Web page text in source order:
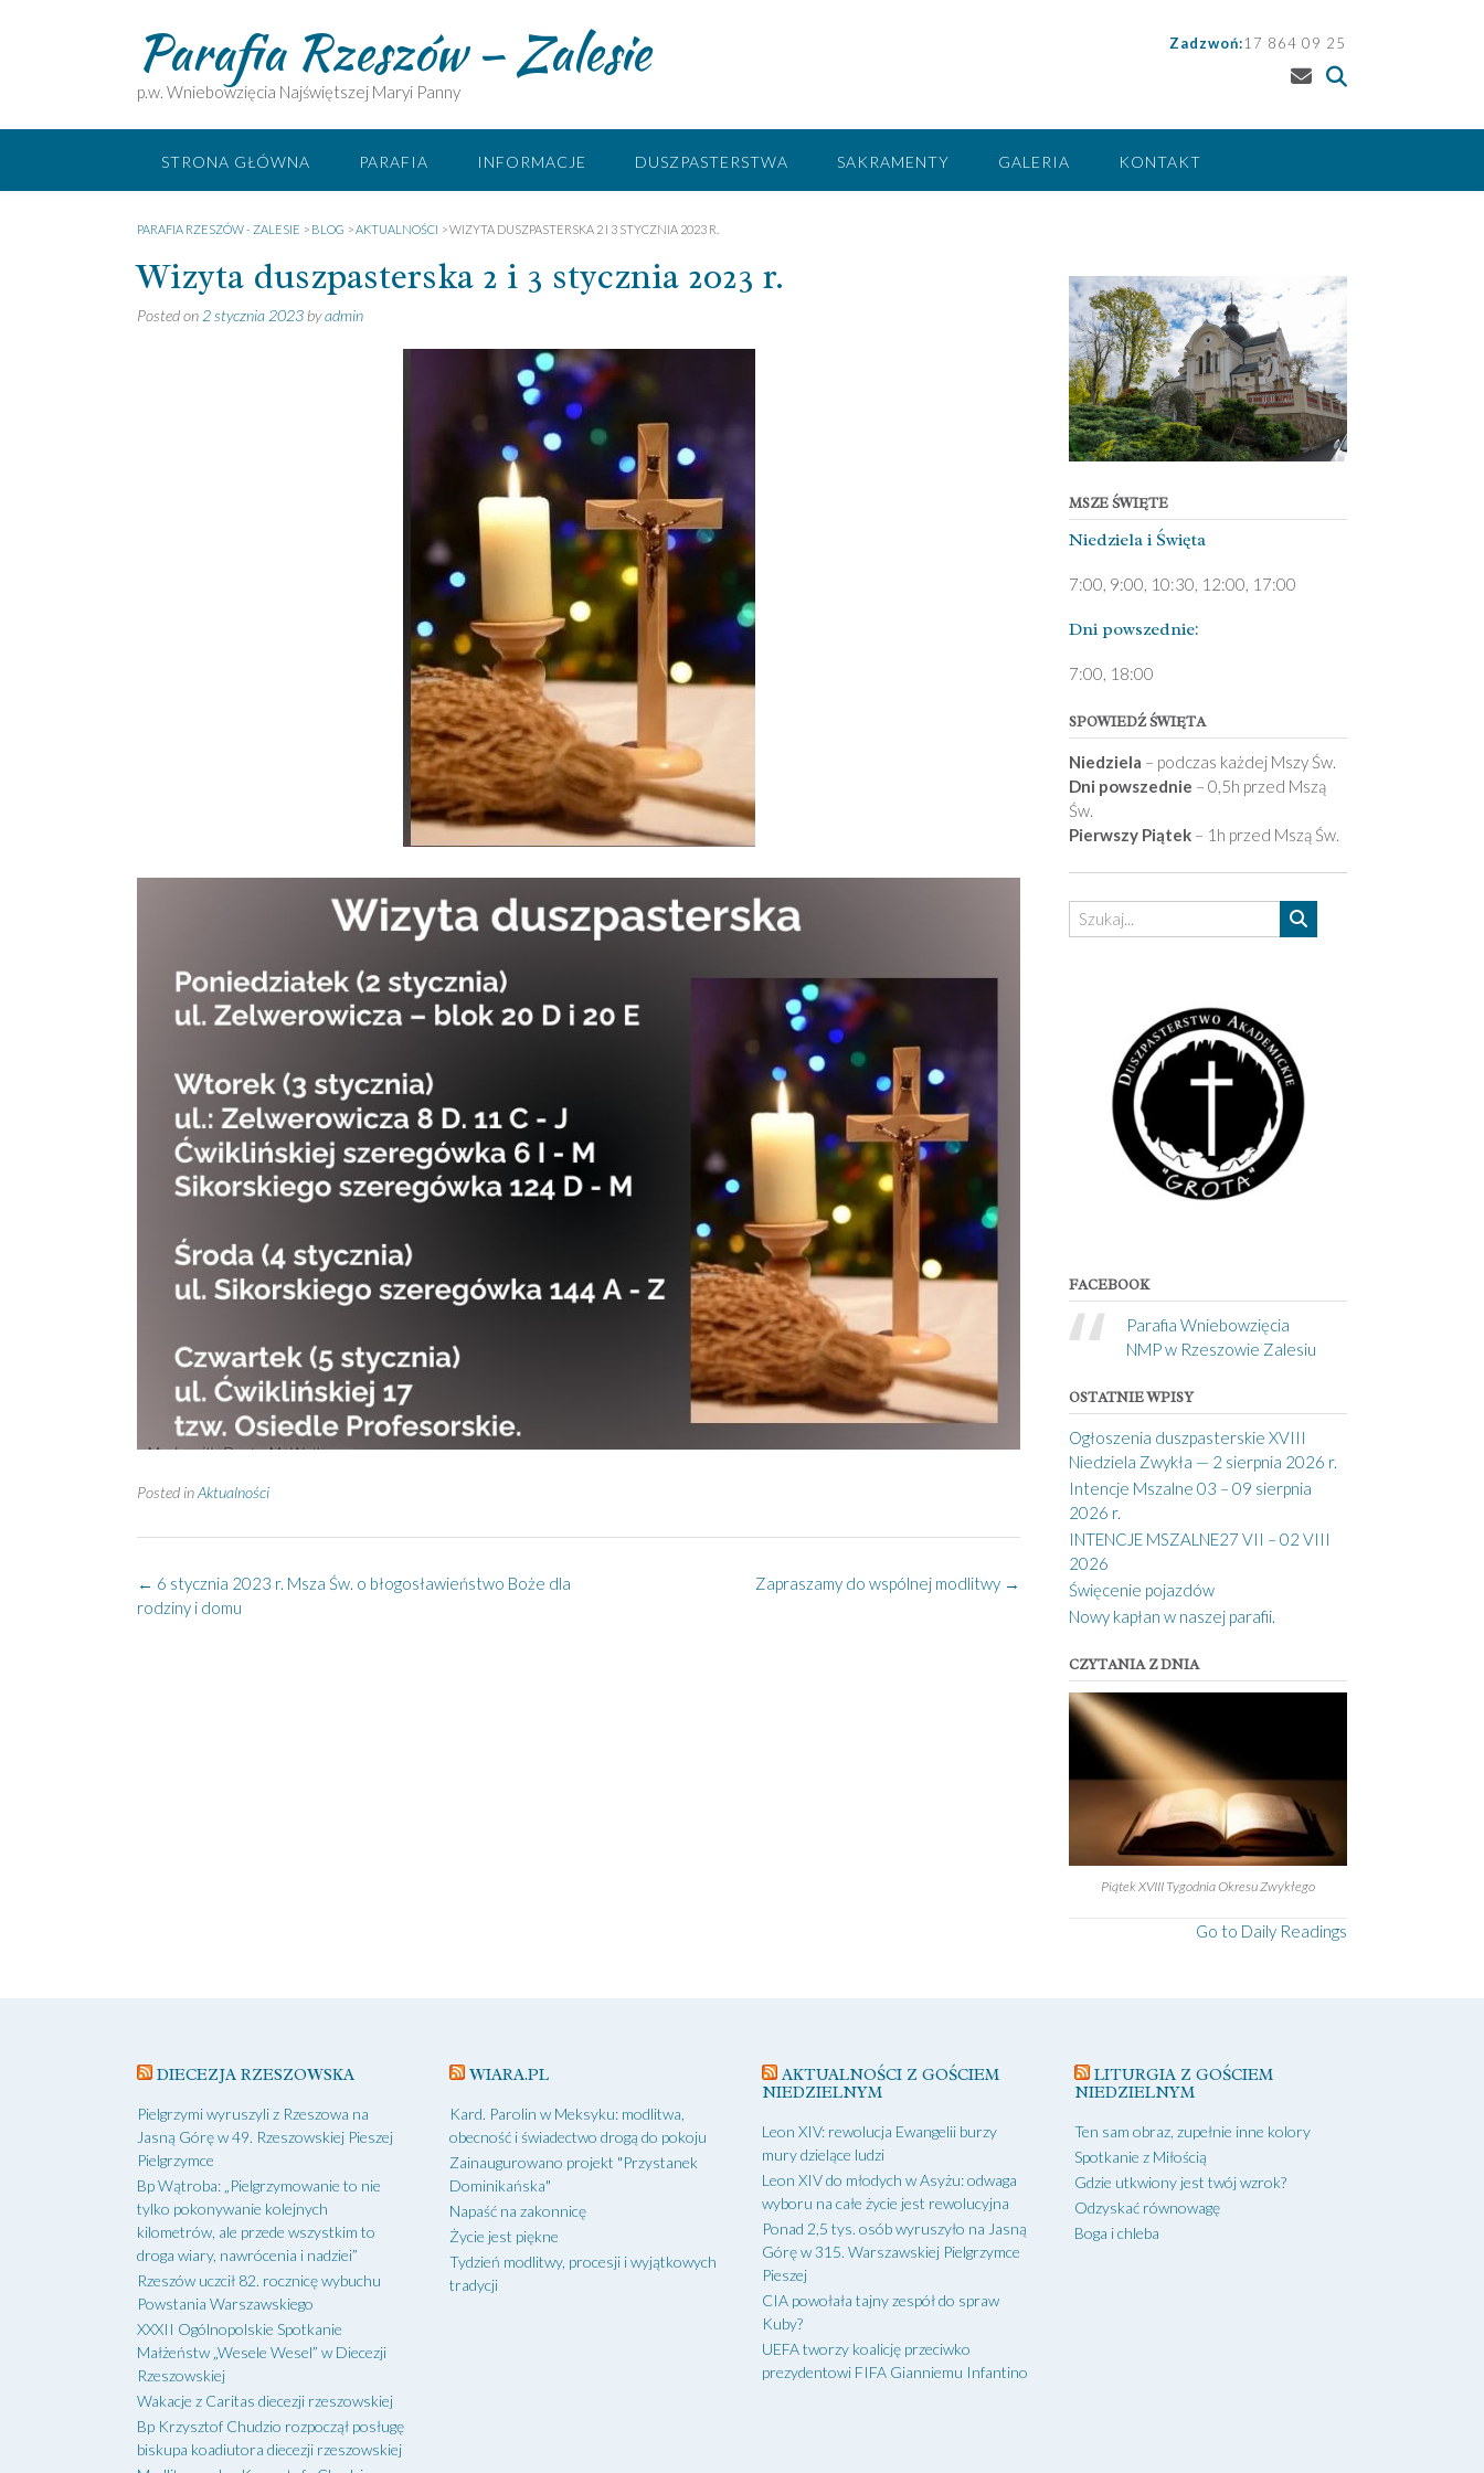
Parafia Rzeszów – Zalesie
p.w. Wniebowzięcia Najświętszej Maryi Panny
Zadzwoń:17 864 09 25
STRONA GŁÓWNA PARAFIA INFORMACJE DUSZPASTERSTWA SAKRAMENTY GALERIA KONTAKT
PARAFIA RZESZÓW - ZALESIE > BLOG >AKTUALNOŚCI >WIZYTA DUSZPASTERSKA 2 I 3 STYCZNIA 2023 R.
Wizyta duszpasterska 2 i 3 stycznia 2023 r.
Posted on 2 stycznia 2023 byadmin
Posted inAktualności
Post
navigation
Zapraszamy do wspólnej modlitwy →
← 6 stycznia 2023 r. Msza Św. o błogosławieństwo Boże dla
rodziny i domu
MSZE ŚWIĘTE
Niedziela ­i Święta
7:00, 9:00, 10:30, 12:00, 17:00
Dni pows­zednie:
7­:00, 18:00­
SPOWIEDŹ ŚWIĘTA
Niedziela – podczas każdej Mszy Św.
Dni powszednie – 0,5h przed Mszą
Św.
Pierwszy Piątek– 1h przed Mszą Św.
FACEBOOK
Parafia Wniebowzięcia
NMP w Rzeszowie Zalesiu
OSTATNIE WPISY
Ogłoszenia duszpasterskie XVIII
Niedziela Zwykła — 2 sierpnia 2026 r.
Intencje Mszalne 03 – 09 sierpnia
2026 r.
INTENCJE MSZALNE27 VII – 02 VIII
2026
Święcenie pojazdów
Nowy kapłan w naszej parafii.
CZYTANIA Z DNIA
Piątek XVIII Tygodnia Okresu Zwykłego
Go to Daily Readings
DIECEZJA RZESZOWSKA
Pielgrzymi wyruszyli z Rzeszowa na
Jasną Górę w 49. Rzeszowskiej Pieszej
Pielgrzymce
Bp Wątroba: „Pielgrzymowanie to nie
tylko pokonywanie kolejnych
kilometrów, ale przede wszystkim to
droga wiary, nawrócenia i nadziei”
Rzeszów uczcił 82. rocznicę wybuchu
Powstania Warszawskiego
XXXII Ogólnopolskie Spotkanie
Małżeństw „Wesele Wesel” w Diecezji
Rzeszowskiej
Wakacje z Caritas diecezji rzeszowskiej
Bp Krzysztof Chudzio rozpoczął posługę
biskupa koadiutora diecezji rzeszowskiej
WIARA.PL
Kard. Parolin w Meksyku: modlitwa,
obecność i świadectwo drogą do pokoju
Zainaugurowano projekt "Przystanek
Dominikańska"
Napaść na zakonnicę
Życie jest piękne
Tydzień modlitwy, procesji i wyjątkowych
tradycji
AKTUALNOŚCI Z GOŚCIEM
NIEDZIELNYM
Leon XIV: rewolucja Ewangelii burzy
mury dzielące ludzi
Leon XIV do młodych w Asyżu: odwaga
wyboru na całe życie jest rewolucyjna
Ponad 2,5 tys. osób wyruszyło na Jasną
Górę w 315. Warszawskiej Pielgrzymce
Pieszej
CIA powołała tajny zespół do spraw
Kuby?
UEFA tworzy koalicję przeciwko
prezydentowi FIFA Gianniemu Infantino
LITURGIA Z GOŚCIEM
NIEDZIELNYM
Ten sam obraz, zupełnie inne kolory
Spotkanie z Miłością
Gdzie utkwiony jest twój wzrok?
Odzyskać równowagę
Boga i chleba